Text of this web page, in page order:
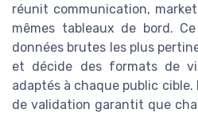
réunit communication,
mêmes tableaux de bord.
données brutes les plus
et décide des formats de
adaptés à chaque public
de validation garantit que